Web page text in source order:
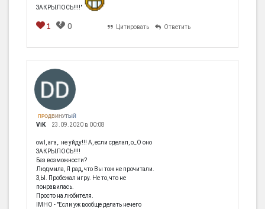
ЗАКРЫЛОСЬ!!!!"
1 0 Цитировать Ответить
ПРОДВИНУТЫЙ
ViK 23.09.2020 в 00:08
owl, ага,. не уйду!!! А, если сделал, о_О оно
ЗАКРЫЛОСЬ!!!!
Без возможности?
Людмила, Я рад, что Вы тож не прочитали.
З,Ы. Пробежал игру. Не то, что не
понравилась.
Просто на любителя.
IMHO - "Если уж вообще делать нечего